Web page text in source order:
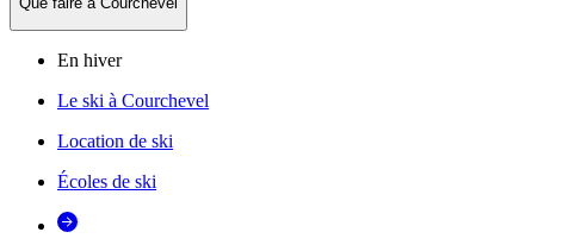
En hiver
Le ski à Courchevel
Location de ski
Écoles de ski